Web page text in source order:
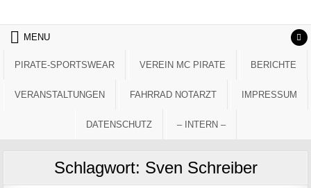
MENU
PIRATE-SPORTSWEAR VEREIN MC PIRATE BERICHTE
VERANSTALTUNGEN FAHRRAD NOTARZT IMPRESSUM
DATENSCHUTZ – INTERN –
Schlagwort: Sven Schreiber